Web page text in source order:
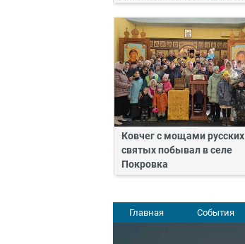
Ковчег с мощами русских
святых побывал в селе
Покровка
Главная События